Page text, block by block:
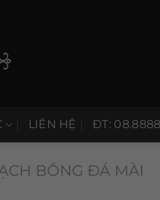
LIÊN HỆ ĐT:
BÔNG ĐÁ MÀI